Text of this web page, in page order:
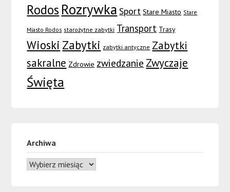
Rodos Rozrywka Sport Stare Miasto Stare
Miasto Rodos starożytne zabytki Transport Trasy
Wioski Zabytki zabytki antyczne Zabytki
sakralne Zdrowie zwiedzanie Zwyczaje
Święta
Archiwa